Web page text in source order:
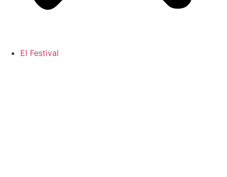
El Festival